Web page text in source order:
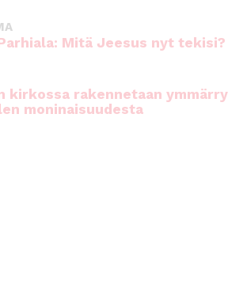
Mitä Jeesus nyt tekisi?
kirkossa rakennetaan
moninaisuudesta